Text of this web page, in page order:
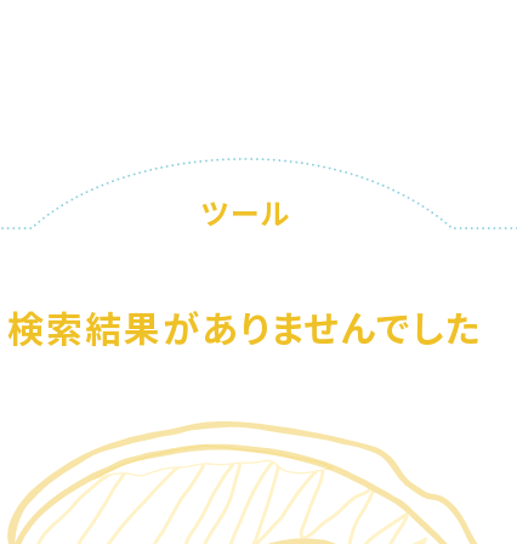
ツール
検索結果がありませんでした